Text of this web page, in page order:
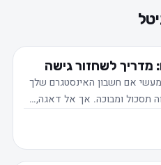
מדריך לשחזור גישה
אם חשבון האינסטגרם שלך
תסכול ומבוכה. אך אל דאגה,…